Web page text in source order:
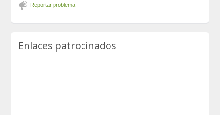
Reportar problema
Enlaces patrocinados